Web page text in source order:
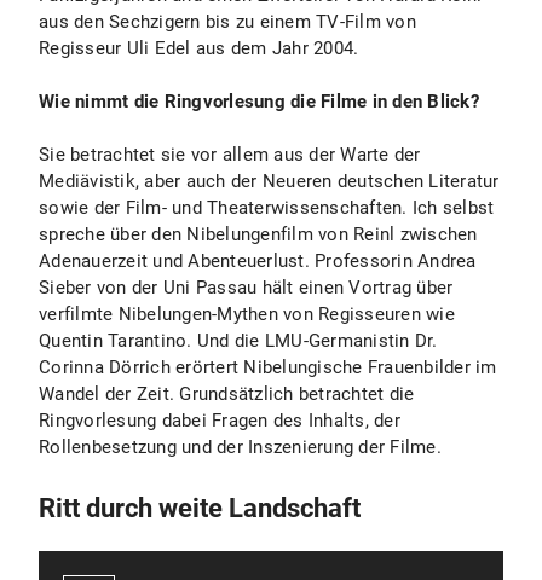
aus den Sechzigern bis zu einem TV-Film von
Regisseur Uli Edel aus dem Jahr 2004.
Wie nimmt die Ringvorlesung die Filme in den Blick?
Sie betrachtet sie vor allem aus der Warte der
Mediävistik, aber auch der Neueren deutschen Literatur
sowie der Film- und Theaterwissenschaften. Ich selbst
spreche über den Nibelungenfilm von Reinl zwischen
Adenauerzeit und Abenteuerlust. Professorin Andrea
Sieber von der Uni Passau hält einen Vortrag über
verfilmte Nibelungen-Mythen von Regisseuren wie
Quentin Tarantino. Und die LMU-Germanistin Dr.
Corinna Dörrich erörtert Nibelungische Frauenbilder im
Wandel der Zeit. Grundsätzlich betrachtet die
Ringvorlesung dabei Fragen des Inhalts, der
Rollenbesetzung und der Inszenierung der Filme.
Ritt durch weite Landschaft